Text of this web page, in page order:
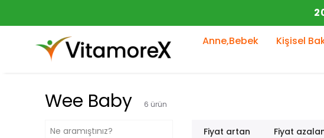
Anne,Bebek Kişisel
Wee Baby 6 ürün
Fiyat artan Fiyat